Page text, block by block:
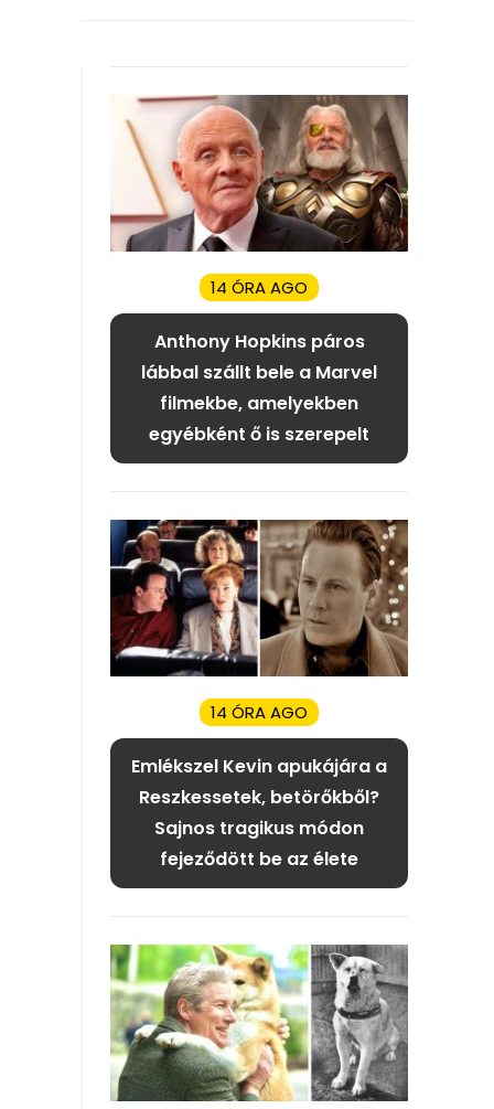
14 ÓRA AGO
Anthony Hopkins páros
lábbal szállt bele a Marvel
filmekbe, amelyekben
egyébként ő is szerepelt
14 ÓRA AGO
Emlékszel Kevin apukájára a
Reszkessetek, betörőkből?
Sajnos tragikus módon
fejeződött be az élete